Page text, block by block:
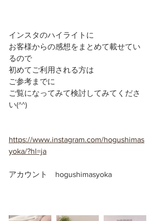
インスタのハイライトに
お客様からの感想をまとめて載せてい
るので
初めてご利用される方は
ご参考までに
ご覧になってみて検討してみてくださ
い(^^)
https://www.instagram.com/hogushimas
yoka/?hl=ja
アカウント　hogushimasyoka